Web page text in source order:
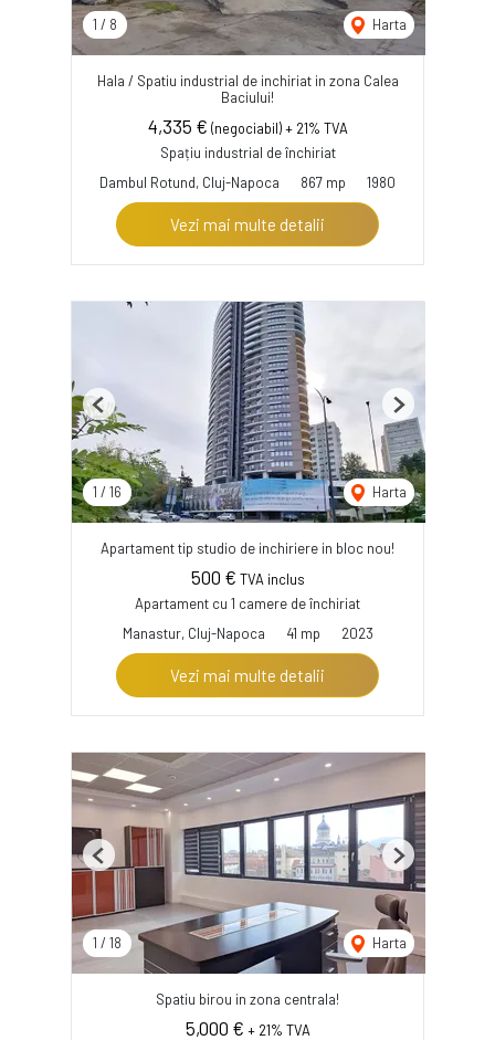
1 / 8 Harta
Hala / Spatiu industrial de inchiriat in zona Calea
Baciului!
4,335 € (negociabil) + 21% TVA
Spațiu industrial de închiriat
Dambul Rotund, Cluj-Napoca
867 mp 1980
Vezi mai multe detalii
1 / 16 Harta
Previous Next
Apartament tip studio de inchiriere in bloc nou!
500 € TVA inclus
Apartament cu 1 camere de închiriat
Manastur, Cluj-Napoca
41 mp 2023
Vezi mai multe detalii
1 / 18 Harta
Previous Next
Spatiu birou in zona centrala!
5,000 € + 21% TVA